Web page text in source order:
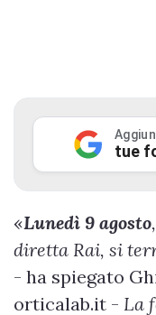
tue
«Lunedì 9 agosto
diretta Rai, si
- ha spiegato
orticalab.it - La